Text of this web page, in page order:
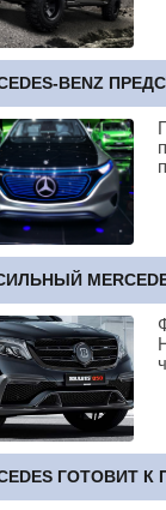
BENZ
ГОТОВИТ